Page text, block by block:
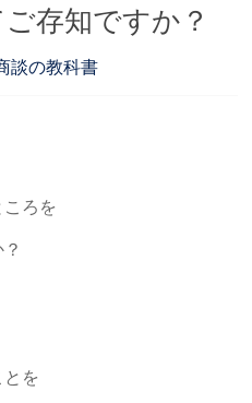
存知ですか？
談の教科書
ろを
を